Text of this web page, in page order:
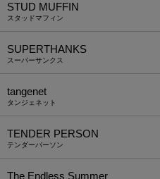
STUD MUFFIN
スタッドマフィン
SUPERTHANKS
スーパーサンクス
tangenet
タンジェネット
TENDER PERSON
テンダーパーソン
The Endless Summer